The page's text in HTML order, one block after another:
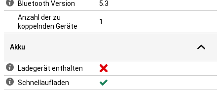
Bluetooth Version
5.3
Anzahl der zu
koppelnden Geräte
1
Akku
Ladegerät enthalten
Schnellaufladen